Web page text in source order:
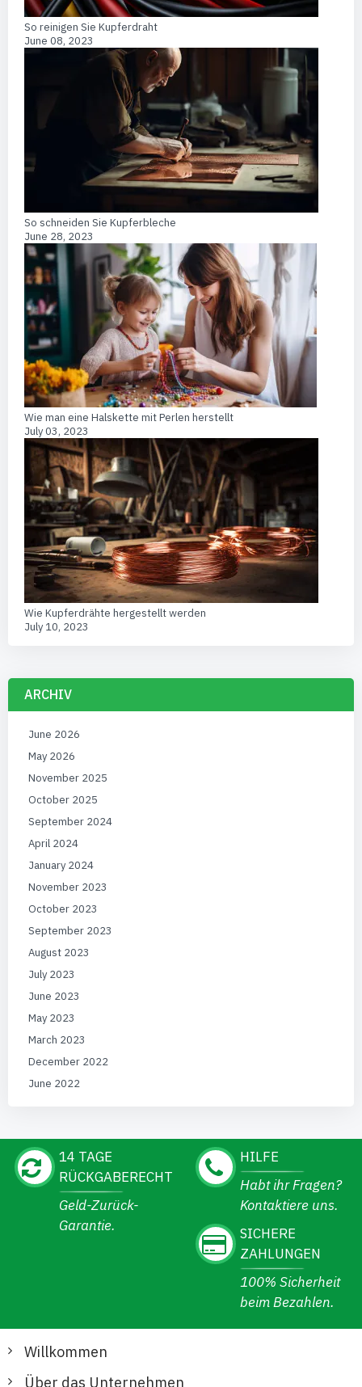
So reinigen Sie Kupferdraht
June 08, 2023
So schneiden Sie Kupferbleche
June 28, 2023
Wie man eine Halskette mit Perlen herstellt
July 03, 2023
Wie Kupferdrähte hergestellt werden
July 10, 2023
ARCHIV
June 2026
May 2026
November 2025
October 2025
September 2024
April 2024
January 2024
November 2023
October 2023
September 2023
August 2023
July 2023
June 2023
May 2023
March 2023
December 2022
June 2022
14 TAGE
RÜCKGABERECHT
Geld-Zurück-
Garantie.
HILFE
Habt ihr Fragen?
Kontaktiere uns.
SICHERE
ZAHLUNGEN
100% Sicherheit
beim Bezahlen.
Willkommen
Über das Unternehmen